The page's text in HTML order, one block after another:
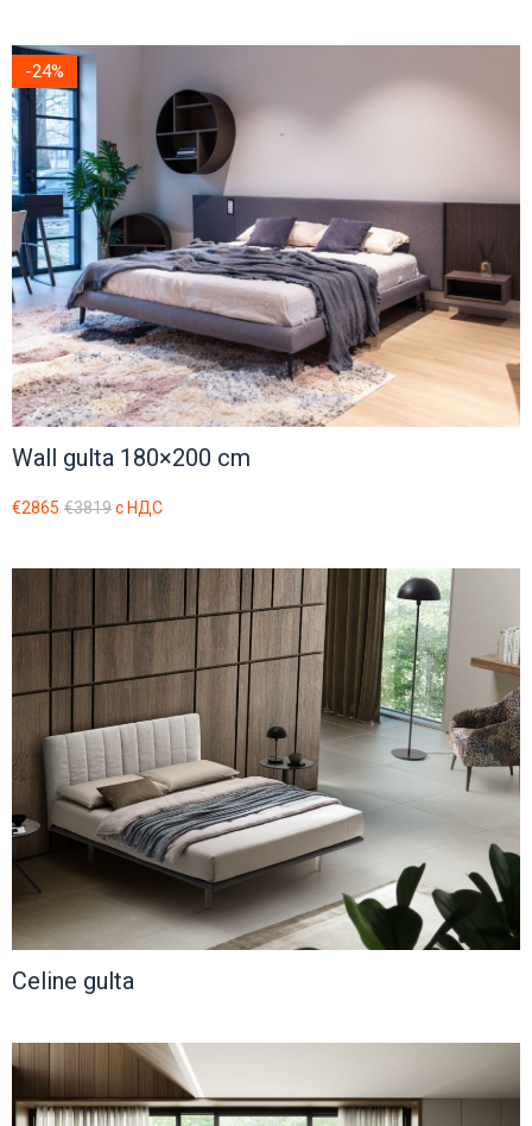
-24%
Wall gulta 180×200 cm
€2865 €3819с НДС
Celine gulta